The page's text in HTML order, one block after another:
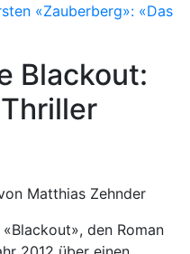
«Zauberberg»: «Das
Blackout:
Matthias Zehnder
den Roman